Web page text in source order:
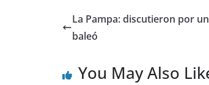
La Pampa: discutieron por
baleó
You May Also